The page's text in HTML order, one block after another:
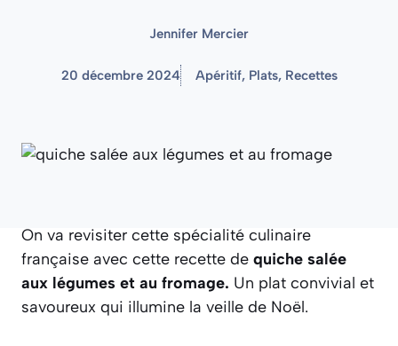
Jennifer Mercier
20 décembre 2024 Apéritif, Plats, Recettes
On va revisiter cette spécialité culinaire
française avec cette recette de quiche salée
aux légumes et au fromage. Un plat convivial et
savoureux qui illumine la veille de Noël.